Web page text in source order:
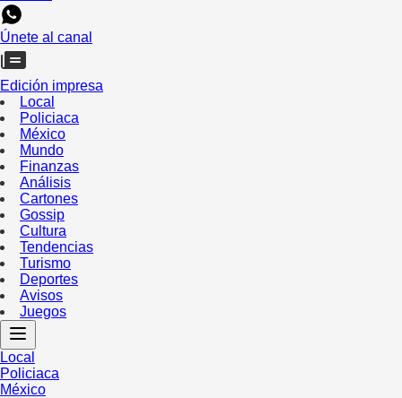
Únete al canal
Edición impresa
Local
Policiaca
México
Mundo
Finanzas
Análisis
Cartones
Gossip
Cultura
Tendencias
Turismo
Deportes
Avisos
Juegos
Local
Policiaca
México